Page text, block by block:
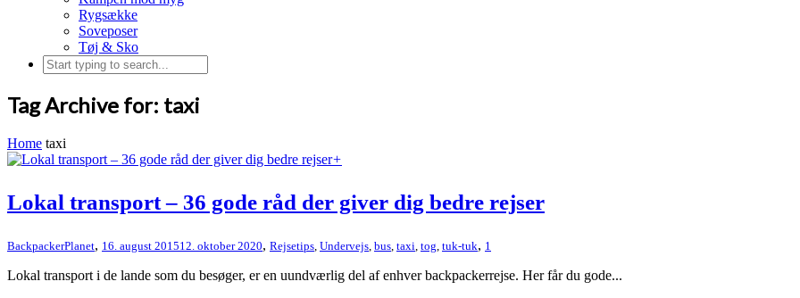
Rygsække
Soveposer
Tøj & Sko
Tag Archive for: taxi
Home taxi
+
Lokal transport – 36 gode råd der giver dig bedre rejser
BackpackerPlanet, 16. august 201512. oktober 2020, Rejsetips Undervejs bus taxi tog tuk-tuk, 1
Lokal transport i de lande som du besøger, er en uundværlig del af enhver backpackerrejse. Her får du gode...